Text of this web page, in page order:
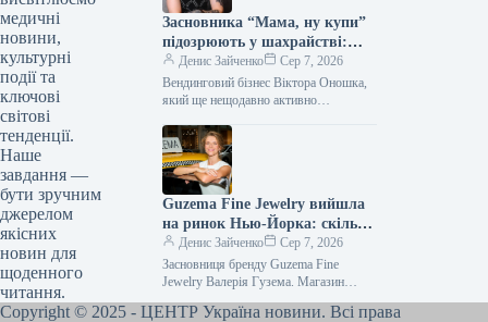
медичні
новини,
культурні
події та
ключові
світові
тенденції.
Наше
завдання —
бути зручним
джерелом
якісних
новин для
щоденного
читання.
Засновника “Мама, ну купи”
підозрюють у шахрайстві:
розбір Forbes
Денис Зайченко
Сер 7, 2026
Вендинговий бізнес Віктора Оношка,
який ще нещодавно активно
франчайзі, потрапляючи у фокус
медіа, тепер зіткнувся з…
Guzema Fine Jewelry вийшла
на ринок Нью-Йорка: скільки
коштував запуск першого
магазину
Денис Зайченко
Сер 7, 2026
Засновниця бренду Guzema Fine
Jewelry Валерія Гузема. Магазин
Guzema Fine Jewelry у Нью-Йорку –
це перший власний простір бренду
Copyright © 2025 - ЦЕНТР Україна новини. Всі права